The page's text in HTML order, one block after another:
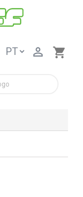
shopping_cart
